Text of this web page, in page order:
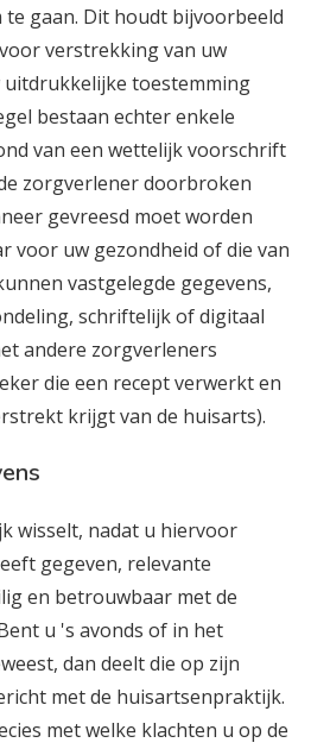
gaan. Dit houdt bijvoorbeeld
verstrekking van uw
toestemming
bestaan echter enkele
van een wettelijk voorschrift
zorgverlener doorbroken
gevreesd moet worden
voor uw gezondheid of die van
vastgelegde gegevens,
schriftelijk of digitaal
andere zorgverleners
die een recept verwerkt en
krijgt van de huisarts).
wisselt, nadat u hiervoor
gegeven, relevante
en betrouwbaar met de
u 's avonds of in het
dan deelt die op zijn
met de huisartsenpraktijk.
met welke klachten u op de